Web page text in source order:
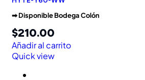
➡︎ Disponible Bodega Colón
$210.00
Añadir al carrito
Quick view